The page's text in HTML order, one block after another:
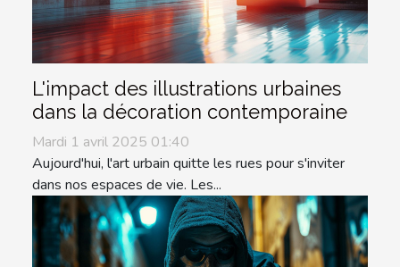
L'impact des illustrations urbaines
dans la décoration contemporaine
Mardi 1 avril 2025 01:40
Aujourd'hui, l'art urbain quitte les rues pour s'inviter
dans nos espaces de vie. Les...